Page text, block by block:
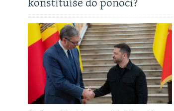
konstituiše do ponoći?